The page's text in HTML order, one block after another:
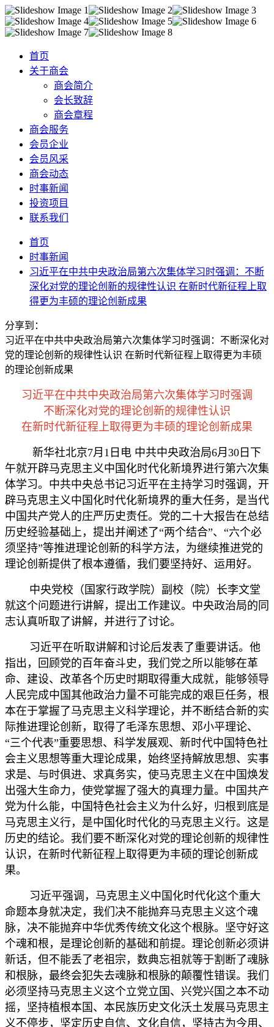
首页
关于商会
商会简介
会长致辞
商会章程
商会服务
会员企业
会员风采
商会动态
时事新闻
投资项目
联系我们
首页
时事新闻
习近平在中共中央政治局第六次集体学习时强调：不断
深化对党的理论创新的规律性认识 在新时代新征程上取
得更为丰硕的理论创新成果
分享到：
习近平在中共中央政治局第六次集体学习时强调：不断深化对
党的理论创新的规律性认识 在新时代新征程上取得更为丰硕
的理论创新成果
习近平在中共中央政治局第六次集体学习时强调
不断深化对党的理论创新的规律性认识
在新时代新征程上取得更为丰硕的理论创新成果
新华社北京7月1日电 中共中央政治局6月30日下
午就开辟马克思主义中国化时代化新境界进行第六次集
体学习。中共中央总书记习近平在主持学习时强调，开
辟马克思主义中国化时代化新境界的重大任务，是当代
中国共产党人的庄严历史责任。党的二十大报告在总结
历史经验基础上，提出并阐述了“两个结合”、“六个必
须坚持”等推进理论创新的科学方法，为继续推进党的
理论创新提供了根本遵循，我们要坚持好、运用好。
中央党校（国家行政学院）副校（院）长李文堂
就这个问题进行讲解，提出工作建议。中央政治局的同
志认真听取了讲解，并进行了讨论。
习近平在听取讲解和讨论后发表了重要讲话。他
指出，回顾党的百年奋斗史，我们党之所以能够在革
命、建设、改革各个历史时期取得重大成就，能够领导
人民完成中国其他政治力量不可能完成的艰巨任务，根
本在于掌握了马克思主义科学理论，并不断结合新的实
际推进理论创新，取得了毛泽东思想、邓小平理论、
“三个代表”重要思想、科学发展观、新时代中国特色社
会主义思想等重大理论成果，始终坚持解放思想、实事
求是、与时俱进、求真务实，使马克思主义在中国焕发
出强大生命力，使党掌握了强大的真理力量。中国共产
党为什么能，中国特色社会主义为什么好，归根到底是
马克思主义行，是中国化时代化的马克思主义行。这是
历史的结论。我们要不断深化对党的理论创新的规律性
认识，在新时代新征程上取得更为丰硕的理论创新成
果。
习近平强调，马克思主义中国化时代化这个重大
命题本身就决定，我们决不能抛弃马克思主义这个魂
脉，决不能抛弃中华优秀传统文化这个根脉。坚守好这
个魂和根，是理论创新的基础和前提。理论创新必须讲
新话，但不能丢了老祖宗，数典忘祖就等于割断了魂脉
和根脉，最终会犯失去魂脉和根脉的颠覆性错误。我们
必须坚持马克思主义这个立党立国、兴党兴国之本不动
摇，坚持植根本国、本民族历史文化沃土发展马克思主
义不停步，坚定历史自信、文化自信，坚持古为今用、